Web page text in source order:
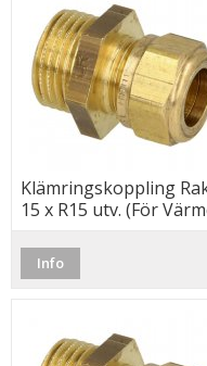
Klämringskoppling
15 x R15 utv. (För
Info